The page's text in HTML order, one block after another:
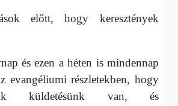
előtt, hogy keresztények
és ezen a héten is mindennap
evangéliumi részletekben, hogy
küldetésünk van, és